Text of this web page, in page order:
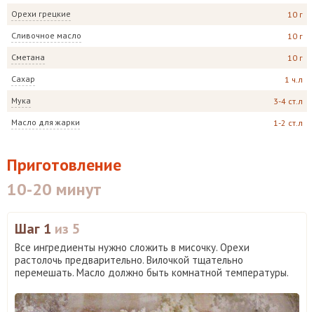
Орехи грецкие 10 г
Сливочное масло 10 г
Сметана 10 г
Сахар 1 ч.л
Мука 3-4 ст.л
Масло для жарки 1-2 ст.л
Приготовление
10-20 минут
Шаг 1 из 5
Все ингредиенты нужно сложить в мисочку. Орехи
растолочь предварительно. Вилочкой тщательно
перемешать. Масло должно быть комнатной температуры.